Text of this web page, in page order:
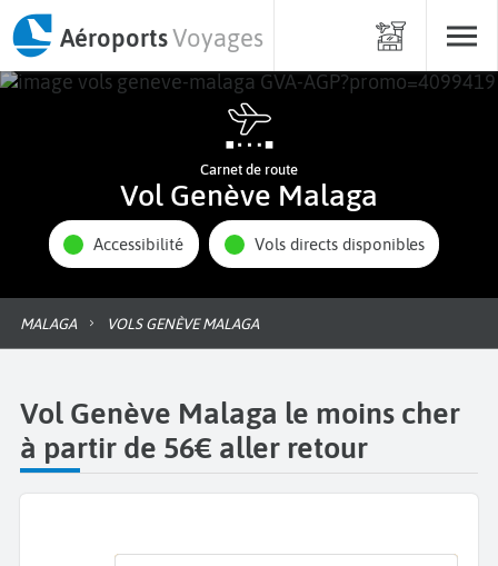
AéroportsVoyages
Carnet de route
Vol Genève Malaga
Accessibilité Vols directs disponibles
MALAGA VOLS GENÈVE MALAGA
Vol Genève Malaga le moins cher
à partir de 56€ aller retour